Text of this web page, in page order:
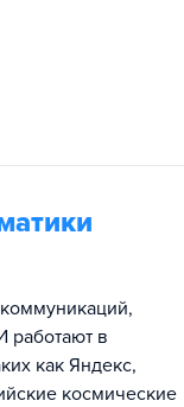
работают в
как Яндекс,
космические